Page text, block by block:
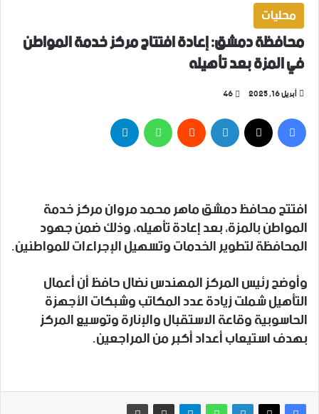
محليات
محافظة دمشق: إعادة افتتاح مركز خدمة المواطن
في المزة بعد تأهيله
أبريل 16, 2025 46
فيسبوك‫X لينكدإن واتساب
‏افتتح محافظ دمشق ماهر محمد مروان مركز خدمة
المواطن بالمزة، بعد ‏إعادة تأهيله، وذلك ‏ضمن جهود
المحافظة لتطوير الخدمات وتسهيل الإجراءات للمواطنين.
وأوضح رئيس المركز المهندس نضال حافظ أن أعمال
‏التأهيل شملت زيادة عدد المكاتب وشبكات الأجهزة
الحاسوبية وقاعة ‏الاستقبال والإنارة وتوسيع المركز
بهدف استيعاب أعداد أكبر من المراجعين.